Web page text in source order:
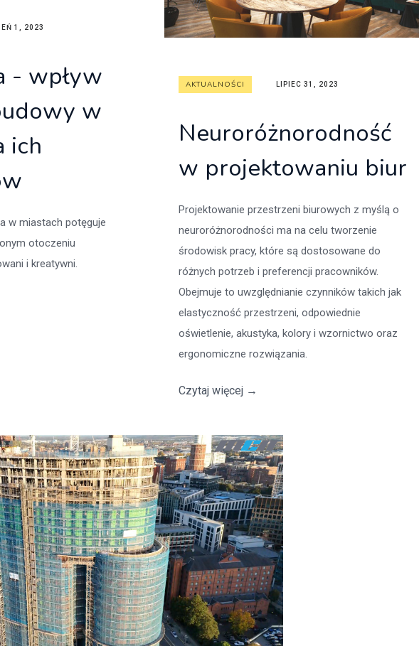
1, 2023
- wpływ
w
ich
w miastach potęguje
otoczeniu
i kreatywni.
AKTUALNOŚCI LIPIEC 31, 2023
Neuroróżnorodność
w projektowaniu biur
Projektowanie przestrzeni biurowych z myślą o
neuroróżnorodności ma na celu tworzenie
środowisk pracy, które są dostosowane do
różnych potrzeb i preferencji pracowników.
Obejmuje to uwzględnianie czynników takich jak
elastyczność przestrzeni, odpowiednie
oświetlenie, akustyka, kolory i wzornictwo oraz
ergonomiczne rozwiązania.
Czytaj więcej →